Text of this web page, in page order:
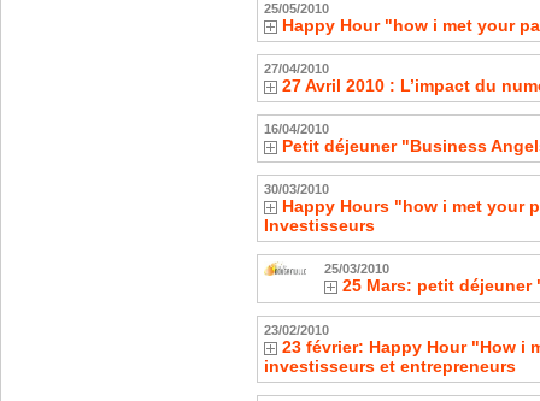
25/05/2010
Happy Hour "how i met your
27/04/2010
27 Avril 2010 : L’impact du
16/04/2010
Petit déjeuner "Business
30/03/2010
Happy Hours "how i met your
Investisseurs
25/03/2010
25 Mars: petit
23/02/2010
23 février: Happy Hour "How i
investisseurs et entrepreneurs